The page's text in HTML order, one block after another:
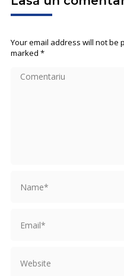
Your email address will not be
marked *
Comentariu